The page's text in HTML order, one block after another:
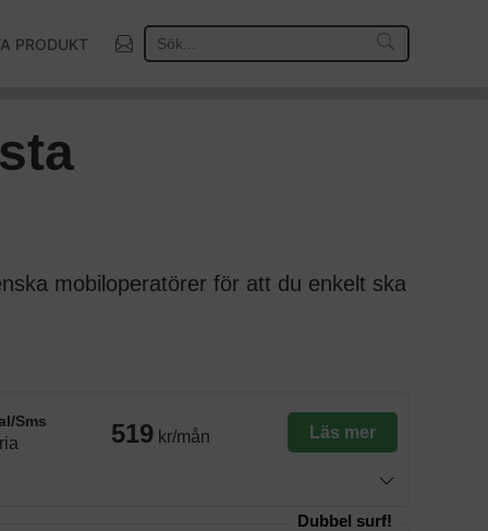
PRODUKT
mobiloperatörer för att du enkelt ska
Sms 519 kr/mån Läs mer
Dubbel surf!